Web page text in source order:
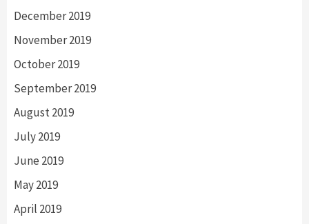
December 2019
November 2019
October 2019
September 2019
August 2019
July 2019
June 2019
May 2019
April 2019